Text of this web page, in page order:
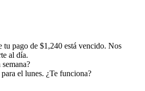
tu pago de $1,240 está vencido. Nos
al día.
el lunes. ¿Te funciona?